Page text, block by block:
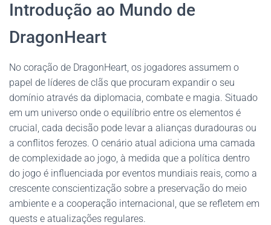
Introdução ao Mundo de
DragonHeart
No coração de DragonHeart, os jogadores assumem o
papel de líderes de clãs que procuram expandir o seu
domínio através da diplomacia, combate e magia. Situado
em um universo onde o equilíbrio entre os elementos é
crucial, cada decisão pode levar a alianças duradouras ou
a conflitos ferozes. O cenário atual adiciona uma camada
de complexidade ao jogo, à medida que a política dentro
do jogo é influenciada por eventos mundiais reais, como a
crescente conscientização sobre a preservação do meio
ambiente e a cooperação internacional, que se refletem em
quests e atualizações regulares.